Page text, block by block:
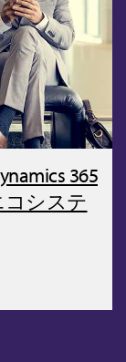
365
システ